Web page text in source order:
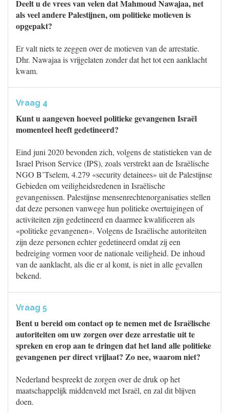
Deelt u de vrees van velen dat Mahmoud Nawajaa, net
als veel andere Palestijnen, om politieke motieven is
opgepakt?
Er valt niets te zeggen over de motieven van de arrestatie.
Dhr. Nawajaa is vrijgelaten zonder dat het tot een aanklacht
kwam.
Vraag 4
Kunt u aangeven hoeveel politieke gevangenen Israël
momenteel heeft gedetineerd?
Eind juni 2020 bevonden zich, volgens de statistieken van de
Israel Prison Service (IPS), zoals verstrekt aan de Israëlische
NGO B’Tselem, 4.279 «security detainees» uit de Palestijnse
Gebieden om veiligheidsredenen in Israëlische
gevangenissen. Palestijnse mensenrechtenorganisaties stellen
dat deze personen vanwege hun politieke overtuigingen of
activiteiten zijn gedetineerd en daarmee kwalificeren als
«politieke gevangenen». Volgens de Israëlische autoriteiten
zijn deze personen echter gedetineerd omdat zij een
bedreiging vormen voor de nationale veiligheid. De inhoud
van de aanklacht, als die er al komt, is niet in alle gevallen
bekend.
Vraag 5
Bent u bereid om contact op te nemen met de Israëlische
autoriteiten om uw zorgen over deze arrestatie uit te
spreken en erop aan te dringen dat het land alle politieke
gevangenen per direct vrijlaat? Zo nee, waarom niet?
Nederland bespreekt de zorgen over de druk op het
maatschappelijk middenveld met Israël, en zal dit blijven
doen.